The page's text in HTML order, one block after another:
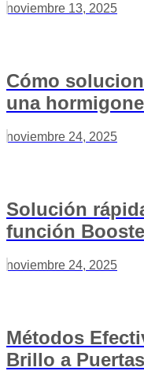
noviembre 13, 2025
Cómo
una
noviembre 24, 2025
Solución
función
noviembre 24, 2025
Métodos
Brillo a